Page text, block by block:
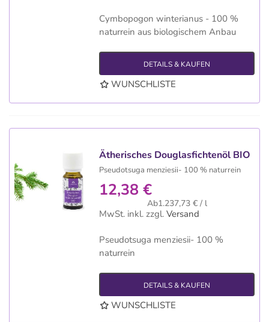
Cymbopogon winterianus - 100 %
naturrein aus biologischem Anbau
DETAILS & KAUFEN
WUNSCHLISTE
Ätherisches Douglasfichtenöl BIO
Pseudotsuga menziesii- 100 % naturrein
12,38 €
Ab1.237,73 € / l
MwSt. inkl. zzgl. Versand
Pseudotsuga menziesii- 100 %
naturrein
DETAILS & KAUFEN
WUNSCHLISTE